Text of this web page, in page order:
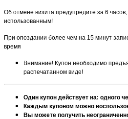
Об отмене визита предупредите за 6 часов,
использованным!
При опоздании более чем на 15 минут
время
Внимание! Купон необходимо
распечатанном виде!
Один купон действует на: одного
Каждым купоном можно
Вы можете получить